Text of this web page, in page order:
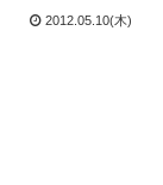
2012.05.10(木)